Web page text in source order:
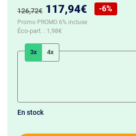
Ancien prix :
126,72€ Nouveau prix :
117,94€
Réduction de :
-6%
Promo PROMO 6% incluse
Éco-part. : 1,98€
3x 4x
En stock